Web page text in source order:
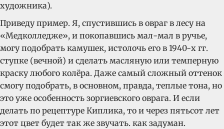
художника).
Приведу пример. Я, спустившись в овраг в лесу на
«Медколледже», и покопавшись мал-мал в ручье,
могу подобрать камушек, истолочь его в 1940-х гг.
ступке (вечной) и сделать масляную или темперную
краску любого колёра. Даже самый сложный оттенок
смогу подобрать, в основном, правда, теплые тона, но
это уже особенность зоргиевского оврага. И если
делать по рецептуре Киплика, то и через пятьсот лет
этот цвет будет так же звучать. как задуман.